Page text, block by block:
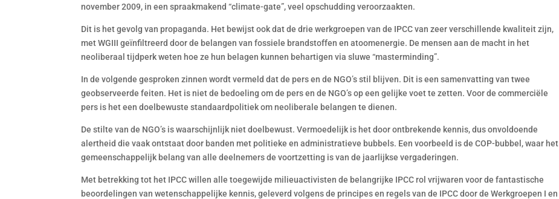
november 2009, in een spraakmakend “climate-gate”, veel opschudding veroorzaakten.
Dit is het gevolg van propaganda. Het bewijst ook dat de drie werkgroepen van de IPCC van zeer verschillende kwaliteit zijn,
met WGIII geïnfiltreerd door de belangen van fossiele brandstoffen en atoomenergie. De mensen aan de macht in het
neoliberaal tijdperk weten hoe ze hun belagen kunnen behartigen via sluwe “masterminding”.
In de volgende gesproken zinnen wordt vermeld dat de pers en de NGO’s stil blijven. Dit is een samenvatting van twee
geobserveerde feiten. Het is niet de bedoeling om de pers en de NGO’s op een gelijke voet te zetten. Voor de commerciële
pers is het een doelbewuste standaardpolitiek om neoliberale belangen te dienen.
De stilte van de NGO’s is waarschijnlijk niet doelbewust. Vermoedelijk is het door ontbrekende kennis, dus onvoldoende
alertheid die vaak ontstaat door banden met politieke en administratieve bubbels. Een voorbeeld is de COP-bubbel, waar het
gemeenschappelijk belang van alle deelnemers de voortzetting is van de jaarlijkse vergaderingen.
Met betrekking tot het IPCC willen alle toegewijde milieuactivisten de belangrijke IPCC rol vrijwaren voor de fantastische
beoordelingen van wetenschappelijke kennis, geleverd volgens de principes en regels van de IPCC door de Werkgroepen I en